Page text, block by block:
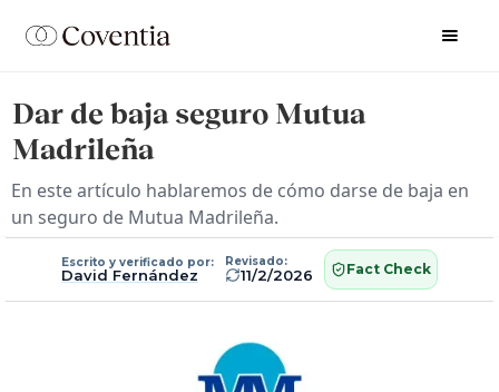
Dar de baja seguro Mutua
Madrileña
En este artículo hablaremos de cómo darse de baja en
un seguro de Mutua Madrileña.
Escrito y verificado por:
David Fernández
Revisado:
11/2/2026 Fact Check